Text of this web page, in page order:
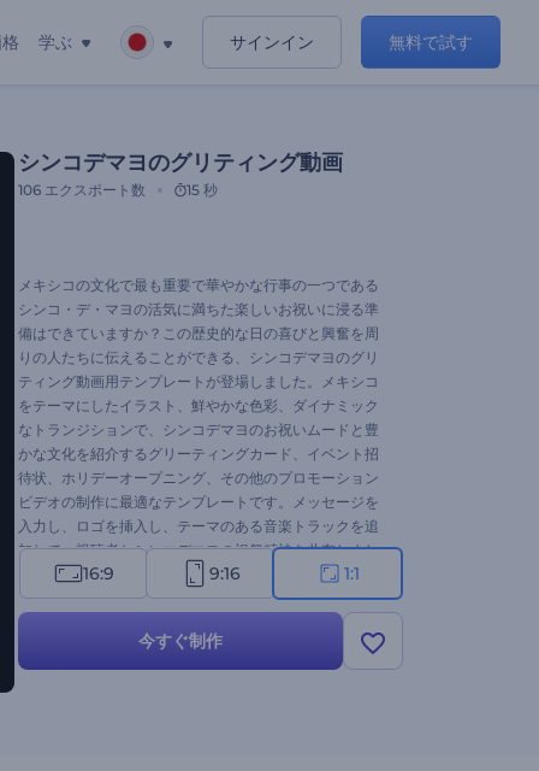
学ぶ サインイン 無料で試す
シンコデマヨのグリティング動画
106 エクスポート数 15 秒
メキシコの文化で最も重要で華やかな行事の一つである
シンコ・デ・マヨの活気に満ちた楽しいお祝いに浸る準
備はできていますか？この歴史的な日の喜びと興奮を周
りの人たちに伝えることができる、シンコデマヨのグリ
ティング動画用テンプレートが登場しました。メキシコ
をテーマにしたイラスト、鮮やかな色彩、ダイナミック
なトランジションで、シンコデマヨのお祝いムードと豊
かな文化を紹介するグリーティングカード、イベント招
待状、ホリデーオープニング、その他のプロモーション
ビデオの制作に最適なテンプレートです。メッセージを
入力し、ロゴを挿入し、テーマのある音楽トラックを追
加して、視聴者とシンコデマヨの祝祭精神を共有しまし
ょう。さぁ、今すぐ試してみてください！
16:9 9:16 1:1
今すぐ制作